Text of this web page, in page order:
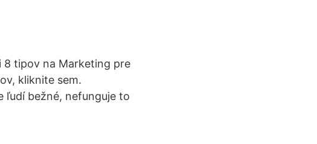
8 tipov na Marketing pre
kliknite sem.
ľudí bežné, nefunguje to